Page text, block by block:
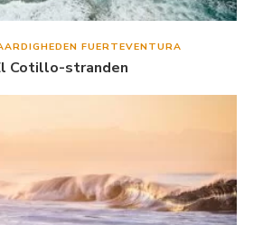
FUERTEVENTURA
Cotillo-stranden